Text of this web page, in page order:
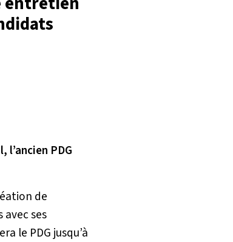
PDG
de
avec ses
le PDG jusqu’à